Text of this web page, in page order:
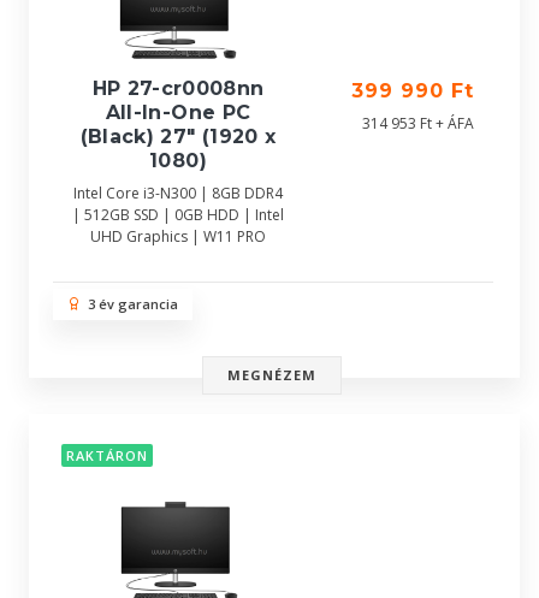
HP 27-cr0008nn
All-In-One PC
(Black) 27" (1920 x
1080)
Intel Core i3-N300 | 8GB DDR4
| 512GB SSD | 0GB HDD | Intel
UHD Graphics | W11 PRO
399 990 Ft
314 953 Ft + ÁFA
3 év garancia
MEGNÉZEM
RAKTÁRON